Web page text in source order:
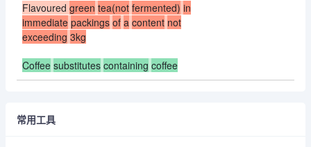
Flavoured green tea(not fermented) in
immediate packings of a content not
exceeding 3kg
Coffee substitutes containing coffee
常用工具